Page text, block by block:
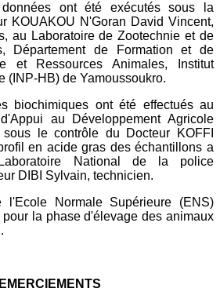
ont été exécutés sous la
KOUAKOU N'Goran David Vincent,
au Laboratoire de Zootechnie et de
Département de Formation et de
et Ressources Animales, Institut
(INP-HB) de Yamoussoukro.
biochimiques ont été effectués au
au Développement Agricole
le contrôle du Docteur KOFFI
en acide gras des échantillons a
National de la police
DIBI Sylvain, technicien.
Normale Supérieure (ENS)
la phase d'élevage des animaux